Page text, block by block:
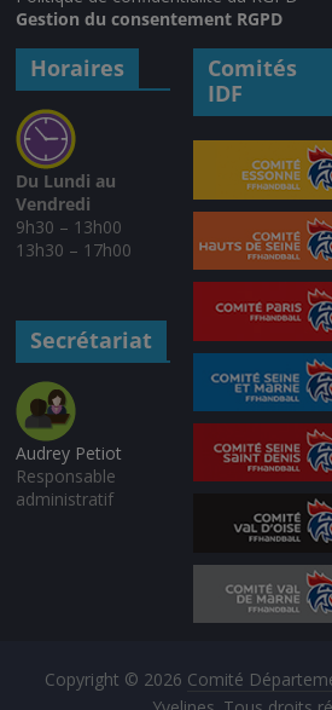
Gestion du consentement RGPD
Horaires
Du Lundi au
Vendredi
9h30 – 13h00
13h30 – 17h00
Secrétariat
Audrey Petiot
Responsable
administratif
Comités
IDF
Copyright © 2026 Comité